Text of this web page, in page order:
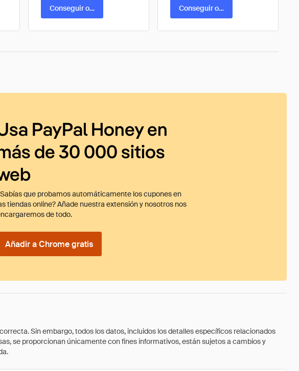
Conseguir oferta Conseguir oferta
PayPal Honey en
de 30 000 sitios
que probamos automáticamente los cupones en
tiendas online? Añade nuestra extensión y nosotros nos
de todo.
Añadir a Chrome gratis
Sin embargo, todos los datos, incluidos los detalles específicos relacionados
se proporcionan únicamente con fines informativos, están sujetos a cambios y